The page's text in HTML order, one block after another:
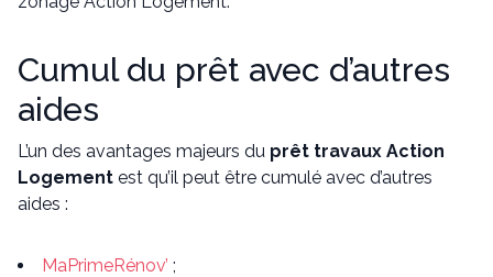
Cumul du prêt avec d’autres
aides
L’un des avantages majeurs du prêt travaux Action
Logement est qu’il peut être cumulé avec d’autres
aides :
MaPrimeRénov’ ;